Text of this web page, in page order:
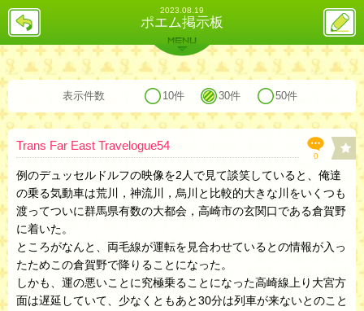
2023.08.19
ポエム掲示板
戻
ス
投
稿
バックナンバー 詳細検索 ランキング まとめ
MENU
表示件数 10件 30件 50件
0
Trans Far East Travelogue54
例のデュッセルドルフの映像を2人で見て談笑していると、俺達
の乗る気動車は荒川，神流川，烏川と比較的大きな川をいくつも
渡ってついに群馬県有数の大都会，高崎市の玄関口である倉賀野
に着いた。
ところがなんと、両毛線が運転を見合わせているとの情報が入っ
たためこの倉賀野で降りることになった。
しかも、運の悪いことに究極乗ることになった高崎線上り大宮方
面は遅延していて、少なくともあと30分は列車が来ないとのこと